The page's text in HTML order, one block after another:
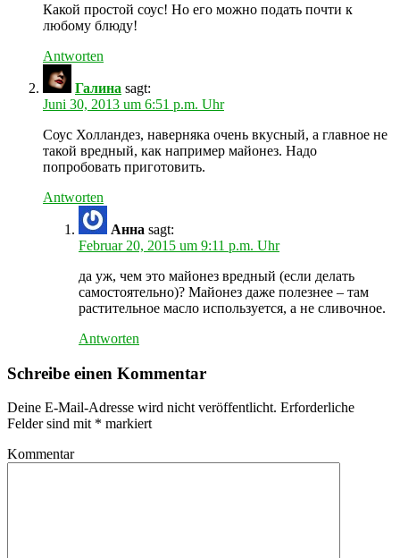
Какой простой соус! Но его можно подать почти к
любому блюду!
Antworten
Галина sagt:
Juni 30, 2013 um 6:51 p.m. Uhr
Соус Холландез, наверняка очень вкусный, а главное не
такой вредный, как например майонез. Надо
попробовать приготовить.
Antworten
Анна sagt:
Februar 20, 2015 um 9:11 p.m. Uhr
да уж, чем это майонез вредный (если делать
самостоятельно)? Майонез даже полезнее – там
растительное масло используется, а не сливочное.
Antworten
Schreibe einen Kommentar
Deine E-Mail-Adresse wird nicht veröffentlicht. Erforderliche
Felder sind mit * markiert
Kommentar